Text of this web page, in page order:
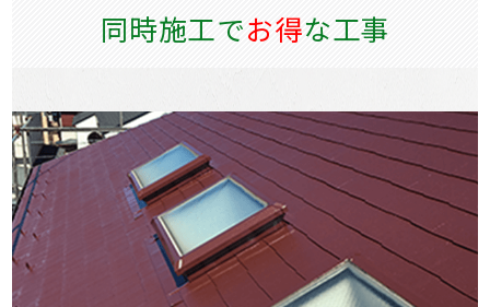
同時施工でお得な工事